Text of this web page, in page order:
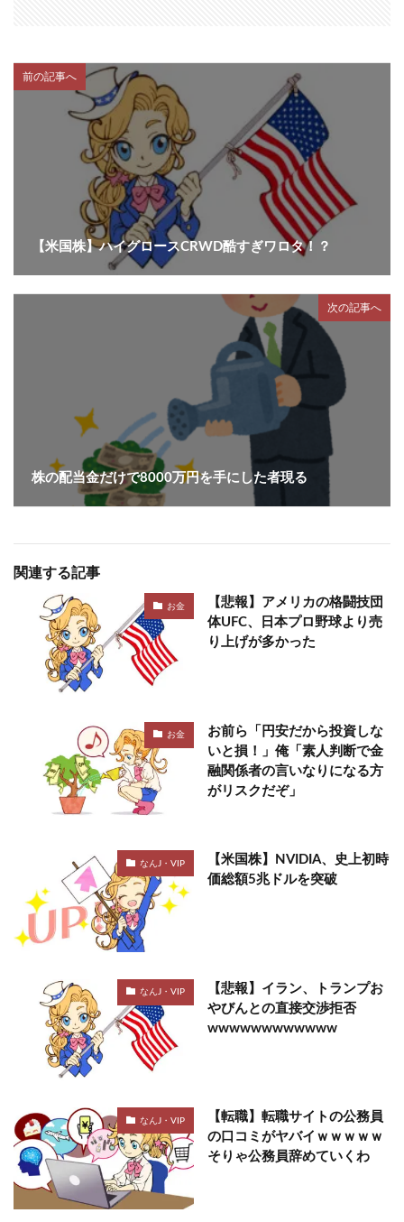
前の記事へ
【米国株】ハイグロースCRWD酷すぎワロタ！？
次の記事へ
株の配当金だけで8000万円を手にした者現る
関連する記事
お金
【悲報】アメリカの格闘技団
体UFC、日本プロ野球より売
り上げが多かった
お金
お前ら「円安だから投資しな
いと損！」俺「素人判断で金
融関係者の言いなりになる方
がリスクだぞ」
なんJ・VIP
【米国株】NVIDIA、史上初時
価総額5兆ドルを突破
なんJ・VIP
【悲報】イラン、トランプお
やびんとの直接交渉拒否
wwwwwwwwwwww
なんJ・VIP
【転職】転職サイトの公務員
の口コミがヤバイｗｗｗｗｗ
そりゃ公務員辞めていくわ